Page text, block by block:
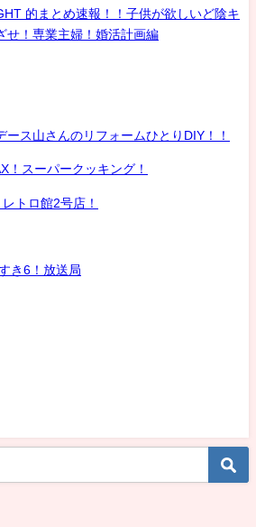
的まとめ速報！！子供が欲しいど陰キ
せ！専業主婦！婚活計画編
ース山さんのリフォームひとりDIY！！
！スーパークッキング！
トロ館2号店！
き6！放送局